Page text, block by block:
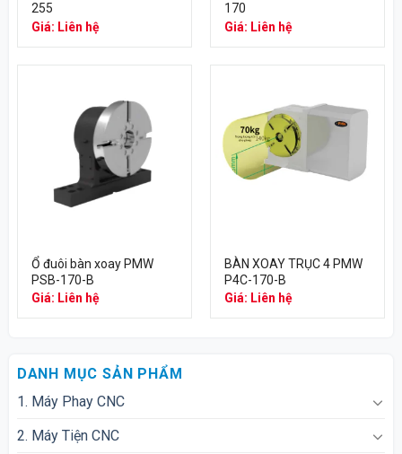
255
Giá: Liên hệ
170
Giá: Liên hệ
Ổ đuôi bàn xoay PMW
PSB-170-B
Giá: Liên hệ
BÀN XOAY TRỤC 4 PMW
P4C-170-B
Giá: Liên hệ
DANH MỤC SẢN PHẨM
1. Máy Phay CNC
2. Máy Tiện CNC